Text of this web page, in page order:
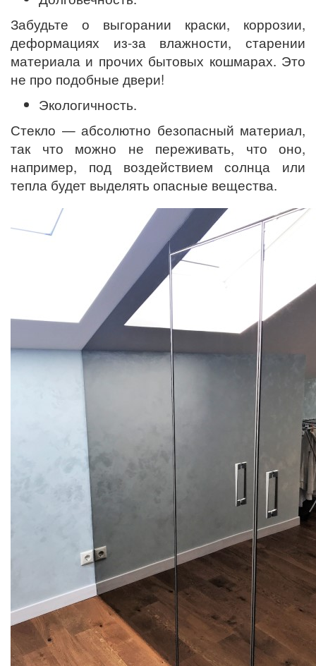
Забудьте о выгорании краски, коррозии,
деформациях из-за влажности, старении
материала и прочих бытовых кошмарах. Это
не про подобные двери!
Экологичность.
Стекло — абсолютно безопасный материал,
так что можно не переживать, что оно,
например, под воздействием солнца или
тепла будет выделять опасные вещества.